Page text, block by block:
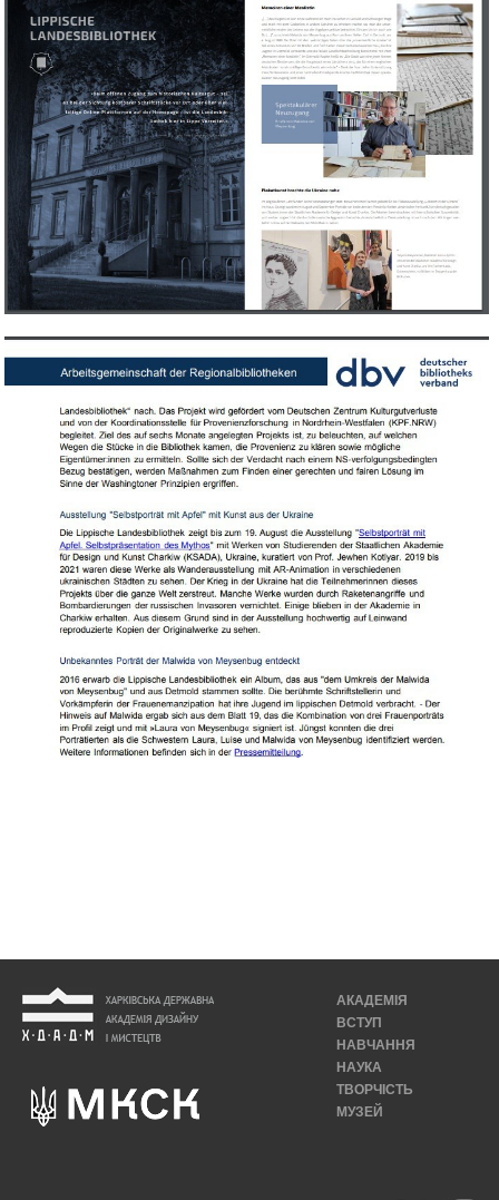
АКАДЕМІЯ
ВСТУП
НАВЧАННЯ
НАУКА
ТВОРЧІСТЬ
МУЗЕЙ